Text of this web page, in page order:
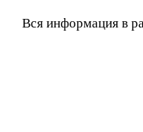
Вся информация в